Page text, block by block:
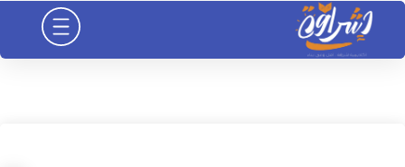
تخطي
المحتوى